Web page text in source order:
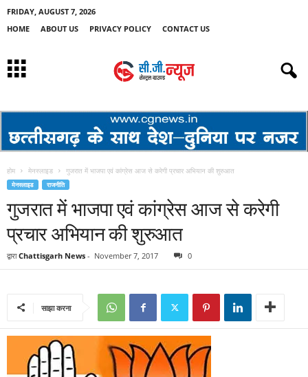
FRIDAY, AUGUST 7, 2026
HOME
ABOUT US PRIVACY POLICY CONTACT US
होम मेनस्लाइड गुजरात में भाजपा एवं कांग्रेस आज से करेगी प्रचार अभियान की शुरुआत
मेनस्लाइड राजनीति
गुजरात में भाजपा एवं कांग्रेस आज से करेगी
प्रचार अभियान की शुरुआत
द्वारा Chattisgarh News - November 7, 2017 0
साझा करना